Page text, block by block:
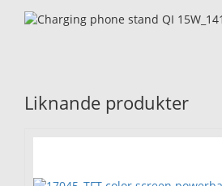
Liknande produkter